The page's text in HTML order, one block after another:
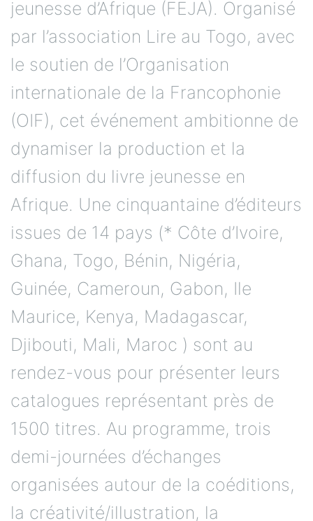
jeunesse d’Afrique (FEJA). Organisé
par l’association Lire au Togo, avec
le soutien de l’Organisation
internationale de la Francophonie
(OIF), cet événement ambitionne de
dynamiser la production et la
diffusion du livre jeunesse en
Afrique. Une cinquantaine d’éditeurs
issues de 14 pays (* Côte d’Ivoire,
Ghana, Togo, Bénin, Nigéria,
Guinée, Cameroun, Gabon, Ile
Maurice, Kenya, Madagascar,
Djibouti, Mali, Maroc ) sont au
rendez-vous pour présenter leurs
catalogues représentant près de
1500 titres. Au programme, trois
demi-journées d’échanges
organisées autour de la coéditions,
la créativité/illustration, la